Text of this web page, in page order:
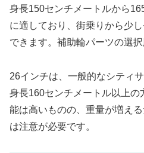
身長150センチメートルから
に適しており、街乗りから少
できます。補助輪パーツの選択
26インチは、一般的なシティ
身長160センチメートル以上の
能は高いものの、重量が増え
は注意が必要です。